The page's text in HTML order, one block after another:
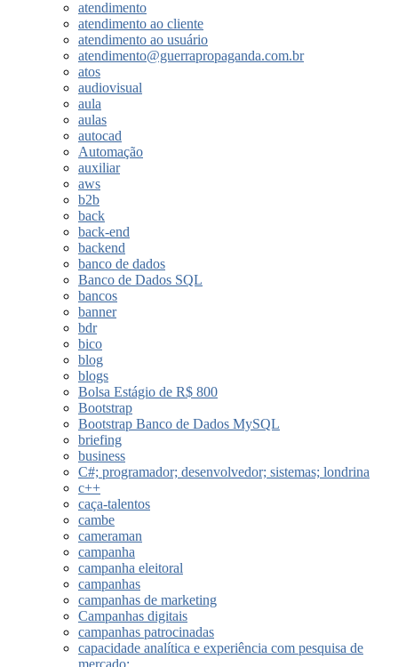
atendimento
atendimento ao cliente
atendimento ao usuário
atendimento@guerrapropaganda.com.br
atos
audiovisual
aula
aulas
autocad
Automação
auxiliar
aws
b2b
back
back-end
backend
banco de dados
Banco de Dados SQL
bancos
banner
bdr
bico
blog
blogs
Bolsa Estágio de R$ 800
Bootstrap
Bootstrap Banco de Dados MySQL
briefing
business
C#; programador; desenvolvedor; sistemas; londrina
c++
caça-talentos
cambe
cameraman
campanha
campanha eleitoral
campanhas
campanhas de marketing
Campanhas digitais
campanhas patrocinadas
capacidade analítica e experiência com pesquisa de
mercado;